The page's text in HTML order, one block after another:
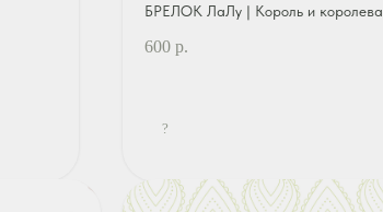
БРЕЛОК ЛаЛу | Король и королева
600 р.
?